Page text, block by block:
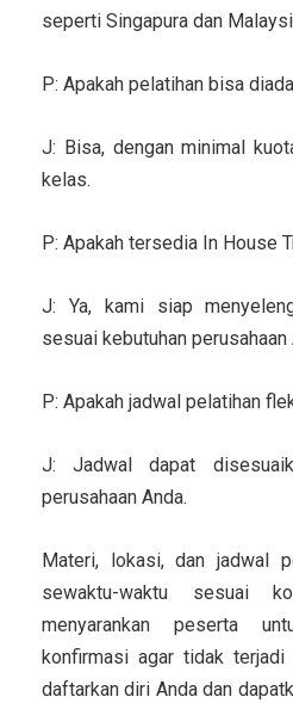
seperti Singapura dan
P: Apakah pelatihan bisa
J: Bisa, dengan minimal
kelas.
P: Apakah tersedia In House
J: Ya, kami siap
sesuai kebutuhan perusahaan
P: Apakah jadwal pelatihan
J: Jadwal dapat
perusahaan Anda.
Materi, lokasi, dan jadwal
sewaktu-waktu sesuai
menyarankan peserta
konfirmasi agar tidak terjadi
daftarkan diri Anda dan